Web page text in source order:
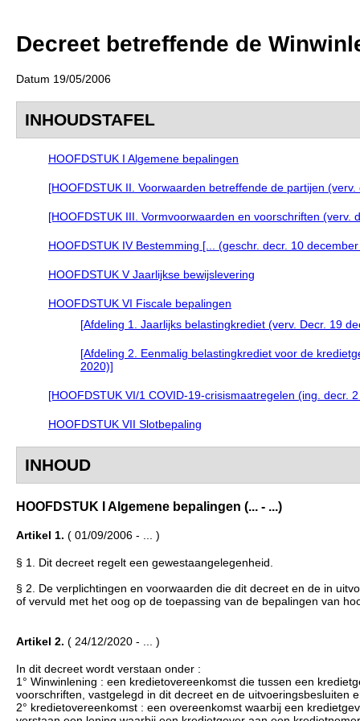
Decreet betreffende de
Datum 19/05/2006
INHOUDSTAFEL
HOOFDSTUK I Algemene bepalingen
[HOOFDSTUK II. Voorwaarden betreffende de partijen
[HOOFDSTUK III. Vormvoorwaarden en voorschriften
HOOFDSTUK IV Bestemming [... (geschr. decr. 10
HOOFDSTUK V Jaarlijkse bewijslevering
HOOFDSTUK VI Fiscale bepalingen
[Afdeling 1. Jaarlijks belastingkrediet (verv. Decr. 19
[Afdeling 2. Eenmalig belastingkrediet voor de
2020)]
[HOOFDSTUK VI/1 COVID-19-crisismaatregelen (ing. decr.
HOOFDSTUK VII Slotbepaling
INHOUD
HOOFDSTUK I Algemene bepalingen (... - ...)
Artikel 1. ( 01/09/2006 - ... )
§ 1. Dit decreet regelt een gewestaangelegenheid.
§ 2. De verplichtingen en voorwaarden die dit decreet en de in
of vervuld met het oog op de toepassing van de bepalingen van
Artikel 2. ( 24/12/2020 - ... )
In dit decreet wordt verstaan onder :
1° Winwinlening : een kredietovereenkomst die tussen een
voorschriften, vastgelegd in dit decreet en de uitvoeringsbesluiten
2° kredietovereenkomst : een overeenkomst waarbij een